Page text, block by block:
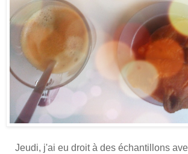
Jeudi, j'ai eu droit à des échantillons